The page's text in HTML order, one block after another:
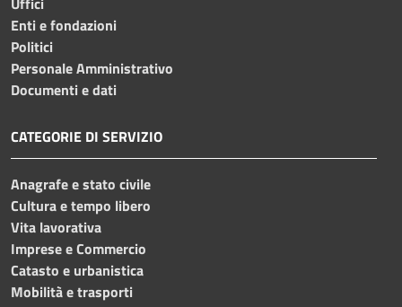
Enti e fondazioni
Politici
Personale Amministrativo
Documenti e dati
CATEGORIE DI SERVIZIO
Anagrafe e stato civile
Cultura e tempo libero
Vita lavorativa
Imprese e Commercio
Catasto e urbanistica
Mobilità e trasporti